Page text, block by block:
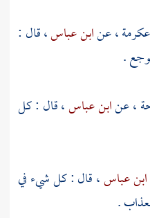
عكرمة، عنابن عباس، قال :
.
، عنابن عباس، قال : كل
ابن عباس، قال : كل شيء في
.